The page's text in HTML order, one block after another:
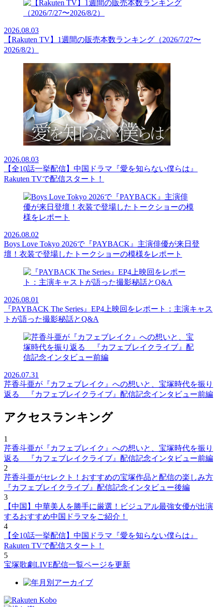
2026.08.03
【Rakuten TV】1週間の販売本数ランキング（2026/7/27〜
2026/8/2）
2026.08.03
【全10話一挙配信】中国ドラマ『愛を知らない僕らは』
Rakuten TVで配信スタート！
2026.08.02
Boys Love Tokyo 2026で『PAYBACK』主演俳優が来日登
壇！衣装で登場したトークショーの模様をレポート
2026.08.01
『PAYBACK The Series』EP4上映回をレポート：主演キャス
トが語った撮影秘話とQ&A
2026.07.31
芹香斗亜が『カフェブレイク』への想いと、宝塚時代を振り
返る 『カフェブレイクライブ』配信記念インタビュー前編
アクセスランキング
1
芹香斗亜が『カフェブレイク』への想いと、宝塚時代を振り
返る 『カフェブレイクライブ』配信記念インタビュー前編
2
芹香斗亜がセレクト！おすすめの宝塚作品と配信の楽しみ方
『カフェブレイクライブ』配信記念インタビュー後編
3
【中国】中華美人を勝手に厳選！ビジュアル最強女優が出演
するおすすめ中国ドラマをご紹介！
4
【全10話一挙配信】中国ドラマ『愛を知らない僕らは』
Rakuten TVで配信スタート！
5
宝塚歌劇LIVE配信一覧ページを更新